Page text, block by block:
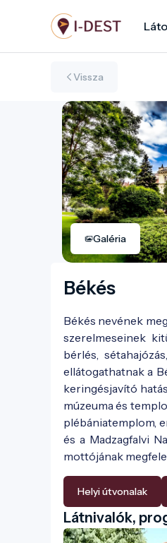
tartalomra
Vissza
Galéria
Békés
Békés nevének
szerelmeseinek
bérlés,
ellátogathatnak a
keringésjavító
múzeuma és
plébániatemplom,
és a Madzagfalvi
mottójának
Helyi útvonalak
Látnivalók,